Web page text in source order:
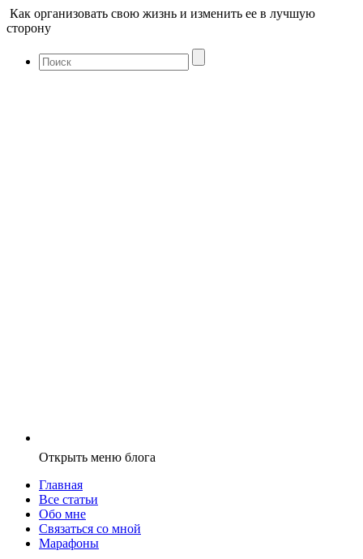
Как организовать свою жизнь и изменить ее в лучшую
сторону
Открыть меню блога
Главная
Все статьи
Обо мне
Связаться со мной
Марафоны